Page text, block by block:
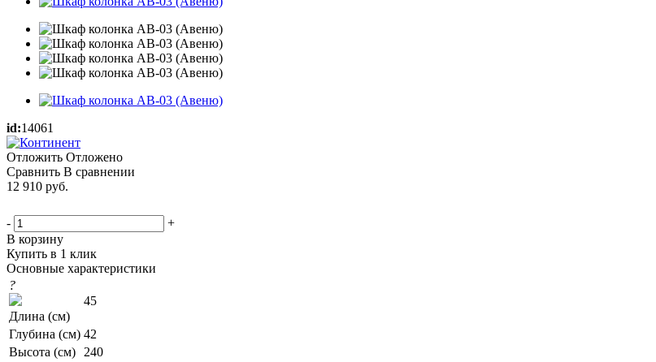
id:14061
Отложить Отложено
Сравнить В сравнении
12 910 руб.
-
+
В корзину
Купить в 1 клик
Основные характеристики
?
Длина (см)
45
Глубина (см) 42
Высота (см)
240